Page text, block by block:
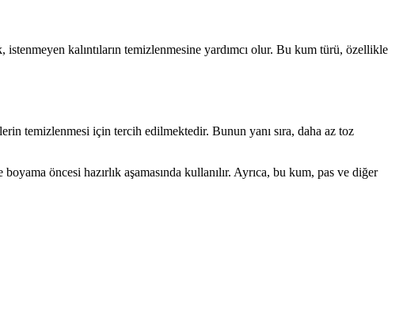
kalıntıların temizlenmesine yardımcı olur. Bu kum türü, özellikle
temizlenmesi için tercih edilmektedir. Bunun yanı sıra, daha az toz
öncesi hazırlık aşamasında kullanılır. Ayrıca, bu kum, pas ve diğer